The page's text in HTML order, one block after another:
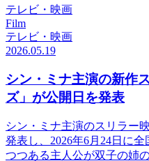
テレビ・映画
Film
テレビ・映画
2026.05.19
シン・ミナ主演の新作
ズ」が公開日を発表
シン・ミナ主演のスリラー
発表し、2026年6月24日に
つつある主人公が双子の姉